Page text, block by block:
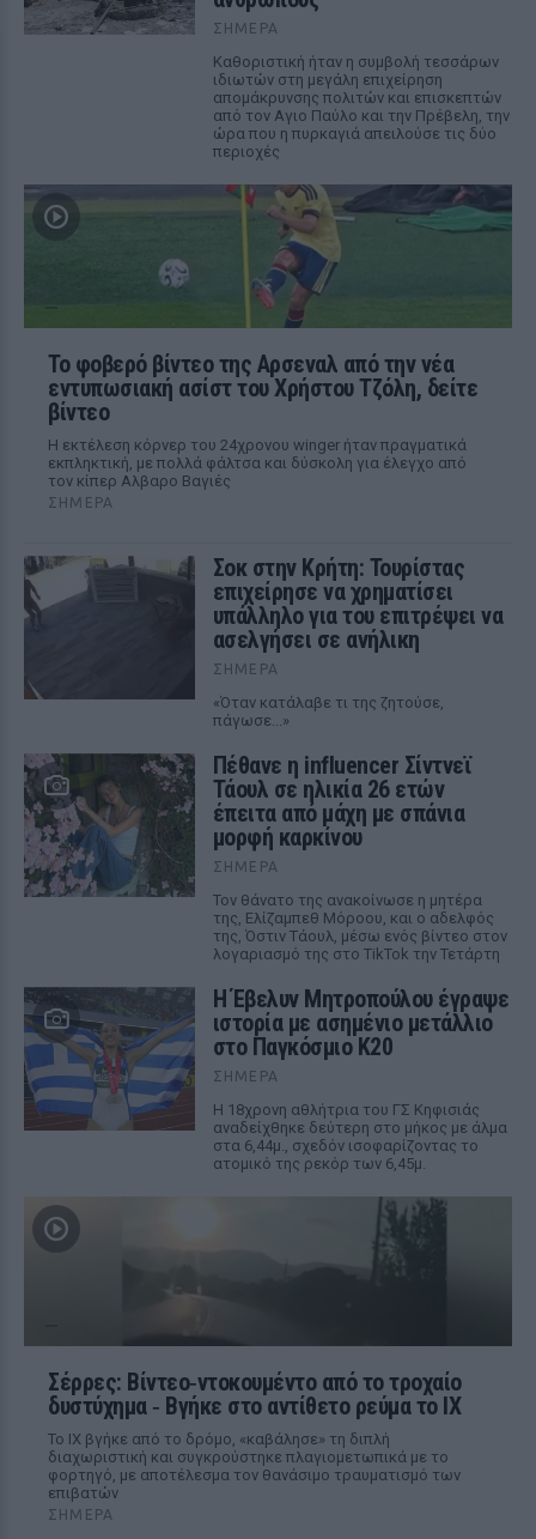
ΣΉΜΕΡΑ
Καθοριστική ήταν η συμβολή τεσσάρων
ιδιωτών στη μεγάλη επιχείρηση
απομάκρυνσης πολιτών και επισκεπτών
από τον Αγιο Παύλο και την Πρέβελη, την
ώρα που η πυρκαγιά απειλούσε τις δύο
περιοχές
Το φοβερό βίντεο της Αρσεναλ από την νέα
εντυπωσιακή ασίστ του Χρήστου Τζόλη, δείτε
βίντεο
Η εκτέλεση κόρνερ του 24χρονου winger ήταν πραγματικά
εκπληκτική, με πολλά φάλτσα και δύσκολη για έλεγχο από
τον κίπερ Αλβαρο Βαγιές
ΣΉΜΕΡΑ
Σοκ στην Κρήτη: Τουρίστας
επιχείρησε να χρηματίσει
υπάλληλο για του επιτρέψει να
ασελγήσει σε ανήλικη
ΣΉΜΕΡΑ
«Όταν κατάλαβε τι της ζητούσε,
πάγωσε...»
Πέθανε η influencer Σίντνεϊ
Τάουλ σε ηλικία 26 ετών
έπειτα από μάχη με σπάνια
μορφή καρκίνου
ΣΉΜΕΡΑ
Τον θάνατο της ανακοίνωσε η μητέρα
της, Ελίζαμπεθ Μόροου, και ο αδελφός
της, Όστιν Τάουλ, μέσω ενός βίντεο στον
λογαριασμό της στο TikTok την Τετάρτη
Η Έβελυν Μητροπούλου έγραψε
ιστορία με ασημένιο μετάλλιο
στο Παγκόσμιο Κ20
ΣΉΜΕΡΑ
Η 18χρονη αθλήτρια του ΓΣ Κηφισιάς
αναδείχθηκε δεύτερη στο μήκος με άλμα
στα 6,44μ., σχεδόν ισοφαρίζοντας το
ατομικό της ρεκόρ των 6,45μ.
Σέρρες: Βίντεο‑ντοκουμέντο από το τροχαίο
δυστύχημα ‑ Βγήκε στο αντίθετο ρεύμα το ΙΧ
Το ΙΧ βγήκε από το δρόμο, «καβάλησε» τη διπλή
διαχωριστική και συγκρούστηκε πλαγιομετωπικά με το
φορτηγό, με αποτέλεσμα τον θανάσιμο τραυματισμό των
επιβατών
ΣΉΜΕΡΑ